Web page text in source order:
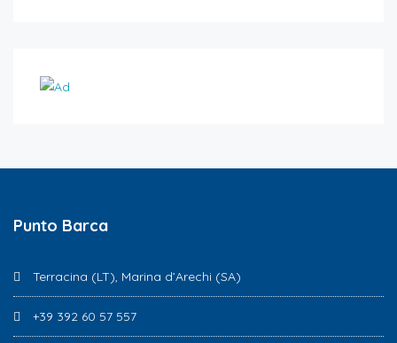
Punto Barca
Terracina (LT), Marina d’Arechi (SA)
+39 392 60 57 557